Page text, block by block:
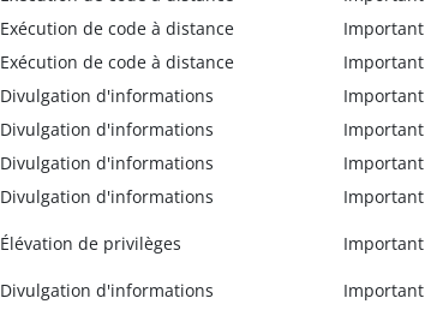
Exécution de code à distance Important
Exécution de code à distance Important
Divulgation d'informations Important
Divulgation d'informations Important
Divulgation d'informations Important
Divulgation d'informations Important
Élévation de privilèges Important
Divulgation d'informations Important